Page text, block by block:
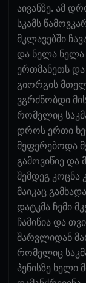
აივანზე. ამ
სკამს
მკლავებში
და ნელა ნელა
ერთმანეთს
გიორგის
ვგრძნობდი
რომელიც
დროს ერთი
მეფერებოდა
გამოვიწიე და
შემდეგ კოცნა
მაიკაც
დატკმა ჩემი
ჩამიწია და
შარვლიდან
რომელიც
პენისზე ხელი